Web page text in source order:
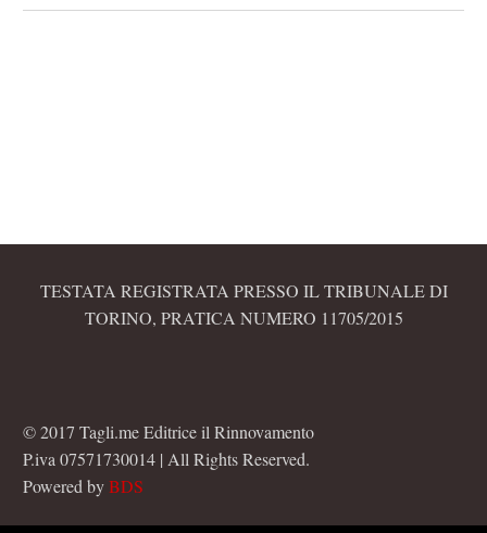
TESTATA REGISTRATA PRESSO IL TRIBUNALE DI
TORINO, PRATICA NUMERO 11705/2015
© 2017 Tagli.me Editrice il Rinnovamento
P.iva 07571730014 | All Rights Reserved.
Powered byBDS